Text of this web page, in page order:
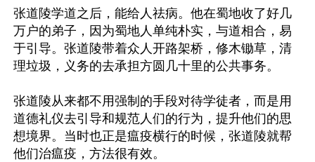
张道陵学道之后，能给人祛病。他在蜀地收了好几
万户的弟子，因为蜀地人单纯朴实，与道相合，易
于引导。张道陵带着众人开路架桥，修木锄草，清
理垃圾，义务的去承担方圆几十里的公共事务。
张道陵从来都不用强制的手段对待学徒者，而是用
道德礼仪去引导和规范人们的行为，提升他们的思
想境界。当时也正是瘟疫横行的时候，张道陵就帮
他们治瘟疫，方法很有效。